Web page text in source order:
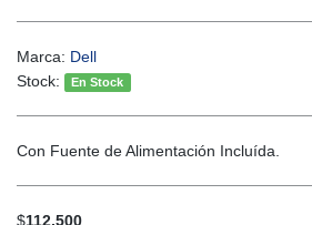
Marca: Dell
Stock:
En Stock
Con Fuente de Alimentación Incluída.
$112,500